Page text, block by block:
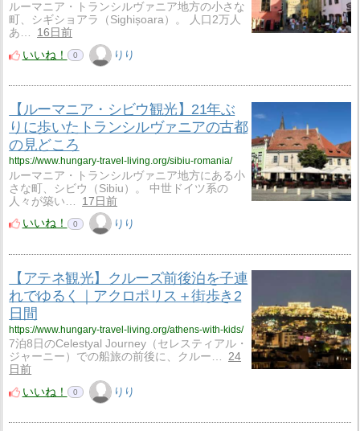
ルーマニア・トランシルヴァニア地方の小さな
町、シギショアラ（Sighișoara）。 人口2万人
あ…
16日前
いいね！
0 りり
【ルーマニア・シビウ観光】21年ぶ
りに歩いたトランシルヴァニアの古都
の見どころ
https://www.hungary-travel-living.org/sibiu-romania/
ルーマニア・トランシルヴァニア地方にある小
さな町、シビウ（Sibiu）。 中世ドイツ系の
人々が築い…
17日前
いいね！
0 りり
【アテネ観光】クルーズ前後泊を子連
れでゆるく｜アクロポリス＋街歩き2
日間
https://www.hungary-travel-living.org/athens-with-kids/
7泊8日のCelestyal Journey（セレスティアル・
ジャーニー）での船旅の前後に、クルー…
24
日前
いいね！
0 りり